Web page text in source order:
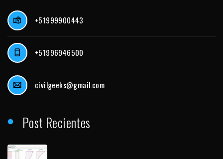
+51999900443
+51996946500
civilgeeks@gmail.com
Post Recientes